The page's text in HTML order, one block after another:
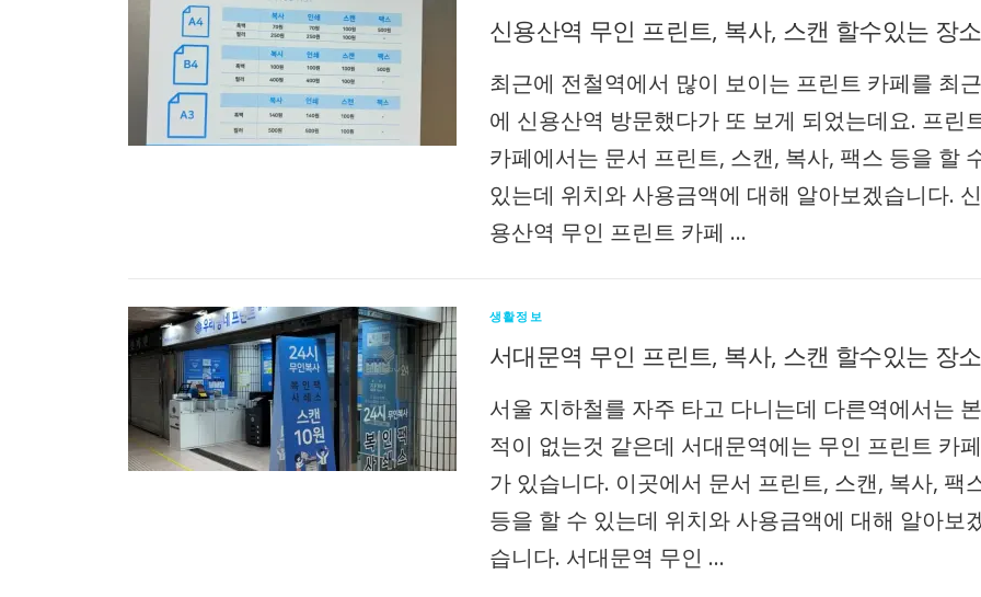
신용산역 무인 프린트, 복사, 스캔 할수있는 장소
최근에 전철역에서 많이 보이는 프린트 카페를 최근
에 신용산역 방문했다가 또 보게 되었는데요. 프린
카페에서는 문서 프린트, 스캔, 복사, 팩스 등을 할
있는데 위치와 사용금액에 대해 알아보겠습니다. 신
용산역 무인 프린트 카페 …
생활정보
서대문역 무인 프린트, 복사, 스캔 할수있는 장소
서울 지하철를 자주 타고 다니는데 다른역에서는 본
적이 없는것 같은데 서대문역에는 무인 프린트 카페
가 있습니다. 이곳에서 문서 프린트, 스캔, 복사, 팩
등을 할 수 있는데 위치와 사용금액에 대해 알아보
습니다. 서대문역 무인 …